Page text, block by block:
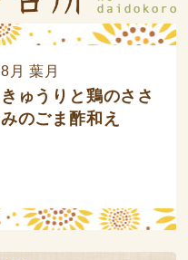
8月 葉月
きゅうりと鶏のささ
みのごま酢和え